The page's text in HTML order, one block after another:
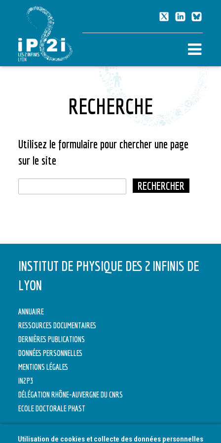
RECHERCHE
Utilisez le formulaire pour chercher une page
sur le site
Utilisation de cookies et collecte des données personnelles
INSTITUT DE PHYSIQUE DES 2 INFINIS DE
LYON
ANNUAIRE
RESSOURCES DOCUMENTAIRES
DERNIÈRES PUBLICATIONS
DONNÉES PERSONNELLES
MENTIONS LÉGALES
IN2P3
DÉLÉGATION RHÔNE-AUVERGNE DU CNRS
ECOLE DOCTORALE PHAST